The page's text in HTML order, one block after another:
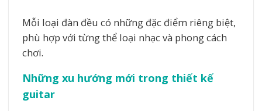
Mỗi loại đàn đều có những đặc điểm riêng biệt,
phù hợp với từng thể loại nhạc và phong cách
chơi.
Những xu hướng mới trong thiết kế
guitar